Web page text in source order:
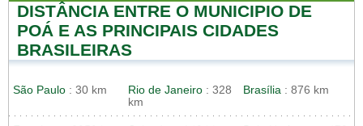
DISTÂNCIA ENTRE O MUNICIPIO DE
POÁ E AS PRINCIPAIS CIDADES
BRASILEIRAS
São Paulo : 30 km Rio de Janeiro : 328
km
Brasília : 876 km